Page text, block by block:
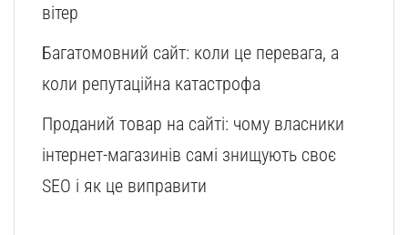
вітер
Багатомовний сайт: коли це перевага, а
коли репутаційна катастрофа
Проданий товар на сайті: чому власники
інтернет-магазинів самі знищують своє
SEO і як це виправити